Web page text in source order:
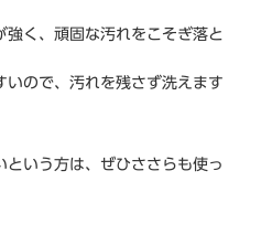
く、頑固な汚れをこそぎ落と
いので、汚れを残さず洗えます
いう方は、ぜひささらも使っ